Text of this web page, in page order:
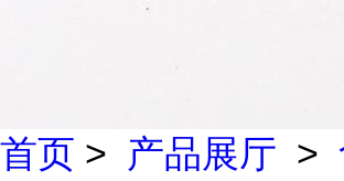
首页 > 产品展厅 >